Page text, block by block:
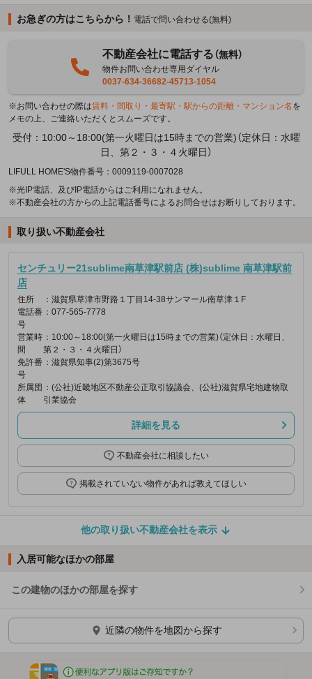
お急ぎの方はこちらから！ 電話で問い合わせる(無料)
不動産会社に電話する（無料）
物件お問い合わせ専用ダイヤル
0037-634-36682-45713-1054
※お問い合わせの際は賃料・間取り・最寄駅・駅からの距離・マンション名 を
メモの上、ご連絡いただくとスムーズです。
受付：10:00～18:00(第一火曜日は15時までの営業)（定休日：水曜
日、第２・３・４火曜日）
LIFULL HOME'S物件番号：0009119-0007028
※光IP電話、及びIP電話からはご利用になれません。
※不動産会社の方からの上記電話番号によるお問合せはお断りしております。
取り扱い不動産会社
センチュリー21sublime南草津駅前店 (株)sublime 南草津駅前
店
住所
：滋賀県草津市野路１丁目14-38サンマール南草津１F
電話番
号
：077-565-7778
営業時
間
：10:00～18:00(第一火曜日は15時までの営業)（定休日：水曜日、
第２・３・４火曜日）
免許番
号
：滋賀県知事(2)第3675号
所属団
体
：(公社)近畿地区不動産公正取引協議会、(公社)滋賀県宅地建物取
引業協会
詳細を見る
不動産会社に相談したい
掲載されていない物件があれば教えてほしい
他の取り扱い不動産会社を表示
入居可能なほかの部屋
この建物のほかの部屋を探す
ほかの部屋を検索中…
近隣の物件を地図から探す